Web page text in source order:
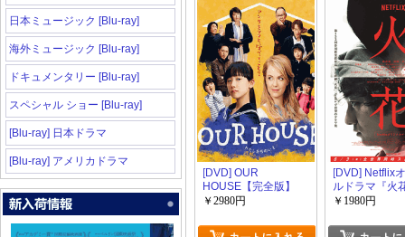
日本ミュージック [Blu-ray]
海外ミュージック [Blu-ray]
ドキュメンタリー [Blu-ray]
スペシャル ショー [Blu-ray]
[Blu-ray] 日本ドラマ
[Blu-ray] アメリカドラマ
[DVD] OUR
HOUSE【完全版】
(初回生産限定版)
￥2980円
[DVD] Netflix
ルドラマ『火
【完全版】(初
￥1980円